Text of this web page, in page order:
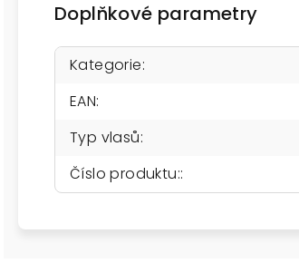
Doplňkové parametry
Kategorie:
EAN:
Typ vlasů:
Číslo produktu::